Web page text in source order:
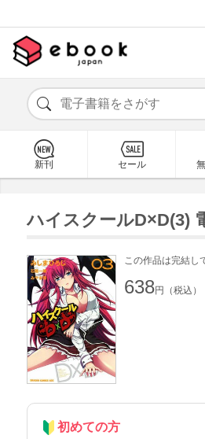
新刊 セール
ハイスクールD×D(3)
この作品は完結し
638円（税込）
初めての方